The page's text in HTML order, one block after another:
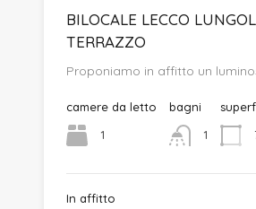
BILOCALE LECCO
TERRAZZO
Proponiamo in affitto un
camere da letto
1
bagni
1
In affitto